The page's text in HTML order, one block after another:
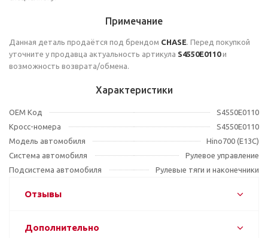
Примечание
Данная деталь продаётся под брендом CHASE. Перед покупкой
уточните у продавца актуальность артикула S4550E0110и
возможность возврата/обмена.
Характеристики
OEM Код
S4550E0110
Кросс-номера
S4550E0110
Модель автомобиля
Hino700 (E13C)
Система автомобиля
Рулевое управление
Подсистема автомобиля
Рулевые тяги и наконечники
Отзывы
Дополнительно